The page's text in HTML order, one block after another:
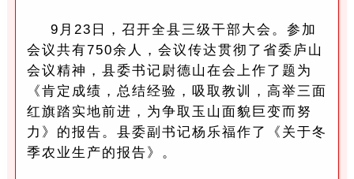
9月23日，召开全县三级干部大会。参加
会议共有750余人，会议传达贯彻了省委庐山
会议精神，县委书记尉德山在会上作了题为
《肯定成绩，总结经验，吸取教训，高举三面
红旗踏实地前进，为争取玉山面貌巨变而努
力》的报告。县委副书记杨乐福作了《关于冬
季农业生产的报告》。